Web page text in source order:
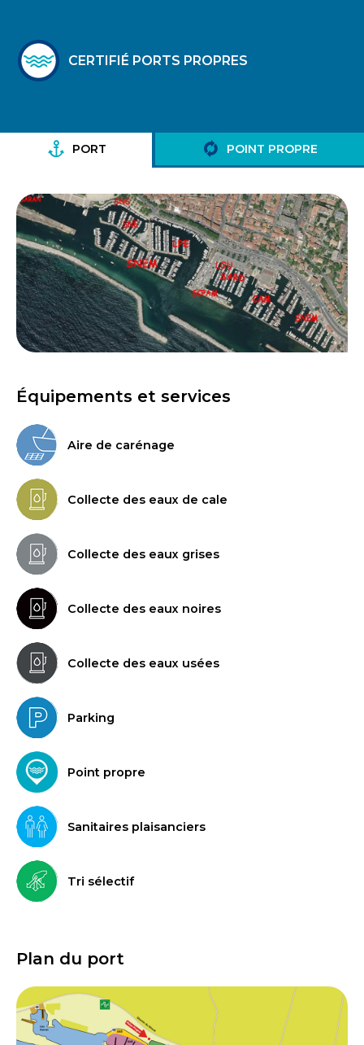
CERTIFIÉ PORTS PROPRES
PORT POINT PROPRE
Équipements et services
Aire de carénage
Collecte des eaux de cale
Collecte des eaux grises
Collecte des eaux noires
Collecte des eaux usées
Parking
Point propre
Sanitaires plaisanciers
Tri sélectif
Plan du port